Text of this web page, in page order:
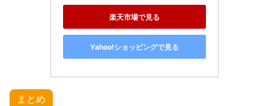
楽天市場で見る
Yahoo!ショッピングで見る
まとめ